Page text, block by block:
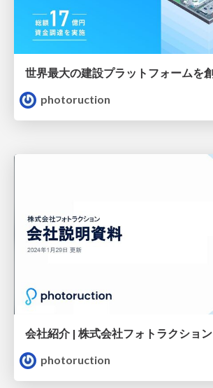
photoruction
会社紹介 | 株式会社フォトラクション
photoruction